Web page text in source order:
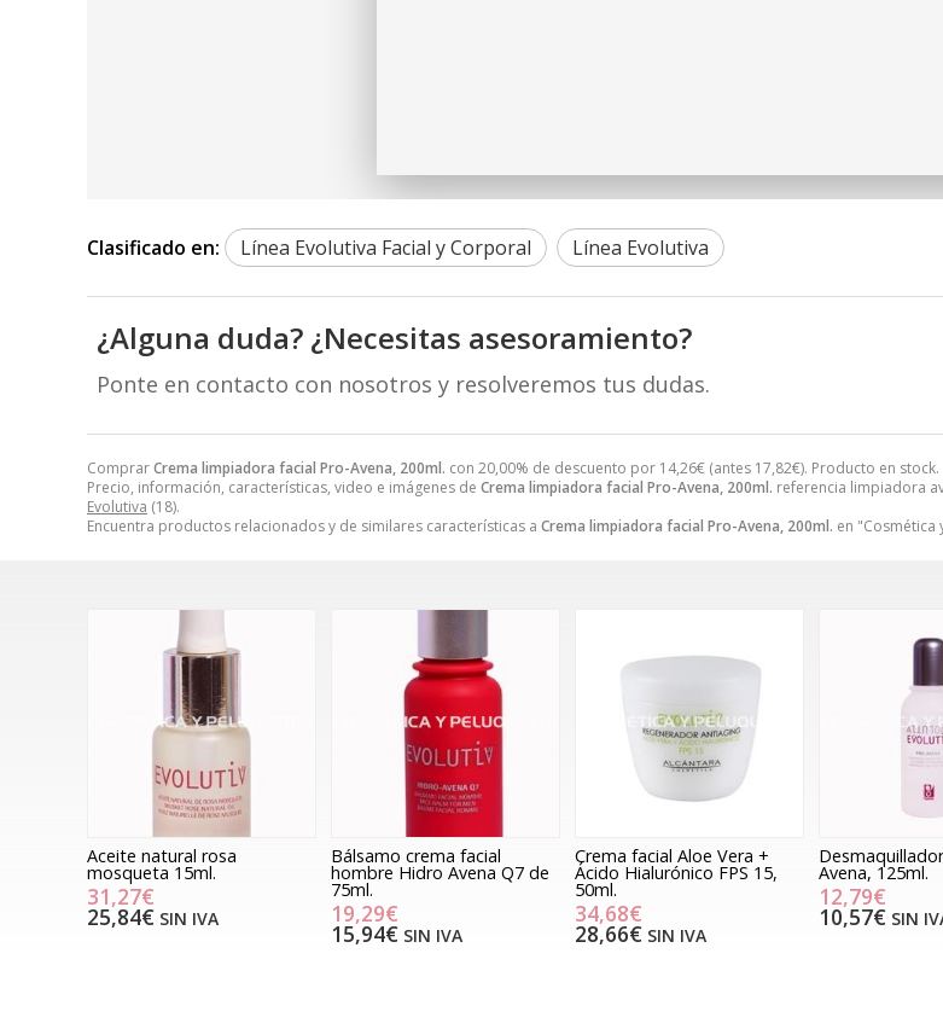
ComprarCrema limpiadora facial Pro-Avena, 200ml. con 20,00% de descuento por 14,26€ (antes 17,82€). Producto en stock.
Precio, información, características, video e imágenes de Crema limpiadora facial Pro-Avena, 200ml. referencia limpiadora
Evolutiva (18).
Encuentra productos relacionados y de similares características a Crema limpiadora facial Pro-Avena, 200ml. en "Cosmética
Clasificado en: Línea Evolutiva Facial y Corporal Línea Evolutiva
¿Alguna duda? ¿Necesitas asesoramiento?
Ponte en contacto con nosotros y resolveremos tus dudas.
Aceite natural rosa
mosqueta 15ml.
31,27€
25,84€ SIN IVA
Bálsamo crema facial
hombre Hidro Avena Q7 de
75ml.
19,29€
15,94€ SIN IVA
Crema facial Aloe Vera +
Ácido Hialurónico FPS 15,
50ml.
34,68€
28,66€ SIN IVA
Avena, 125ml.
12,79€
10,57€ SIN